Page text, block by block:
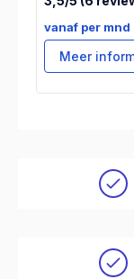
vanaf per mnd
Meer